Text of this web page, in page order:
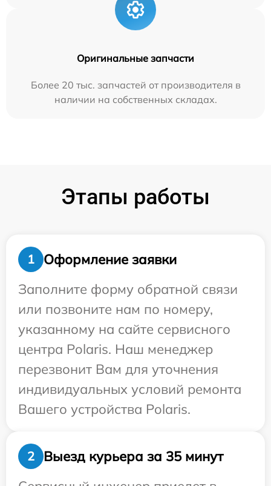
Оригинальные запчасти
Более 20 тыс. запчастей от производителя в
наличии на собственных складах.
Этапы работы
1
Оформление заявки
Заполните форму обратной связи
или позвоните нам по номеру,
указанному на сайте сервисного
центра Polaris. Наш менеджер
перезвонит Вам для уточнения
индивидуальных условий ремонта
Вашего устройства Polaris.
2
Выезд курьера за 35 минут